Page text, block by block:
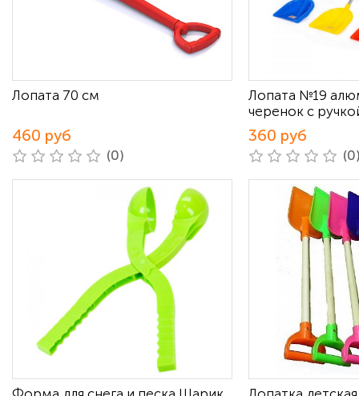
Лопата 70 см
460 руб
(0)
Лопата №19
черенок с
360 руб